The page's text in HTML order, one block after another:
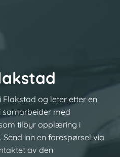
Flakstad og leter etter en
med
tilbyr opplæring i
inn en forespørsel via
av den